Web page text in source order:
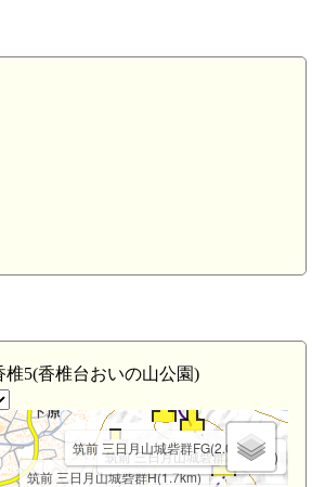
5(香椎台おいの山公園)
寺)(2.4km)
筑前 三日月山城砦群H(1.7km)
筑前 三日月山城砦群A(2.0km)
筑前 三日月山城砦群FG(2.0km)
筑前 下山田城
筑前 立花山城(2.8km)
筑前 立花山城(小一足